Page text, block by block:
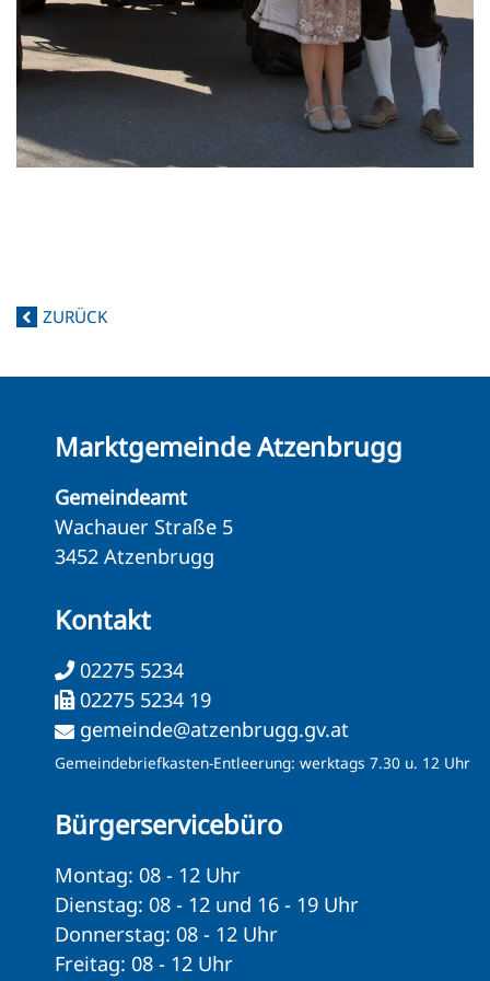
ZURÜCK
Marktgemeinde Atzenbrugg
Gemeindeamt
Wachauer Straße 5
3452 Atzenbrugg
Kontakt
02275 5234
02275 5234 19
gemeinde@atzenbrugg.gv.at
Gemeindebriefkasten-Entleerung: werktags 7.30 u. 12 Uhr
Bürgerservicebüro
Montag: 08 - 12 Uhr
Dienstag: 08 - 12 und 16 - 19 Uhr
Donnerstag: 08 - 12 Uhr
Freitag: 08 - 12 Uhr